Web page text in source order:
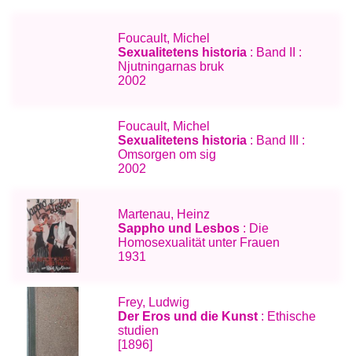
Foucault, Michel
Sexualitetens historia : Band II :
Njutningarnas bruk
2002
Foucault, Michel
Sexualitetens historia : Band III :
Omsorgen om sig
2002
Martenau, Heinz
Sappho und Lesbos : Die
Homosexualität unter Frauen
1931
Frey, Ludwig
Der Eros und die Kunst : Ethische
studien
[1896]